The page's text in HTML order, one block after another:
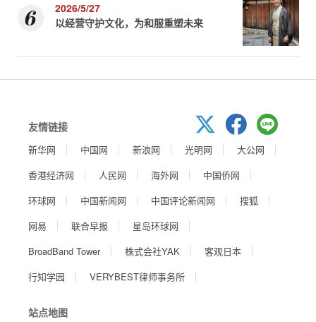
2026/5/27
以经营守护文化，为和服重塑未来
友情链接
新华网 中国网 新浪网 光明网
大公网
香港经济网
人民网 海外网
中国侨网
环球网
中国新闻网 中国评论新闻网
搜狐
网易
联合早报
星岛环球网
BroadBand Tower
株式会社YAK
客观日本
行知学园
VERYBEST律师事务所
站点地图